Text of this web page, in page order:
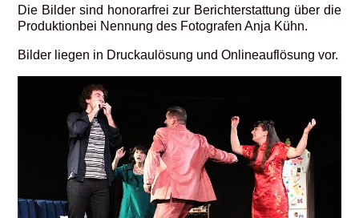
Die Bilder sind honorarfrei zur Berichterstattung über die
Produktionbei Nennung des Fotografen Anja Kühn.
Bilder liegen in Druckaulösung und Onlineauflösung vor.